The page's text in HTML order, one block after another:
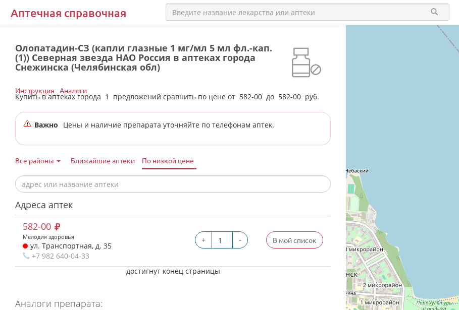
Аптечная справочная
Олопатадин-СЗ (капли глазные 1 мг/мл 5 мл фл.-кап.
(1)) Северная звезда НАО Россия в аптеках города
Снежинска (Челябинская обл)
Купить в аптеках города 1 предложений сравнить по цене от 582-00 до 582-00 руб.
Инструкция Аналоги
Важно Цены и наличие препарата уточняйте по телефонам аптек.
Все районы Ближайшие аптеки По низкой цене
Адреса аптек
+ - В мой список
582-00
Мелодия здоровья
ул. Транспортная, д. 35
+7 982 640-04-33
достигнут конец страницы
Аналоги препарата: